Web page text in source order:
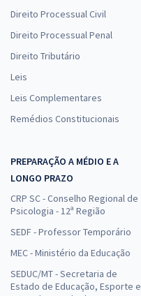
Direito Processual Civil
Direito Processual Penal
Direito Tributário
Leis
Leis Complementares
Remédios Constitucionais
PREPARAÇÃO A MÉDIO E A
LONGO PRAZO
CRP SC - Conselho Regional de
Psicologia - 12ª Região
SEDF - Professor Temporário
MEC - Ministério da Educação
SEDUC/MT - Secretaria de
Estado de Educação, Esporte e